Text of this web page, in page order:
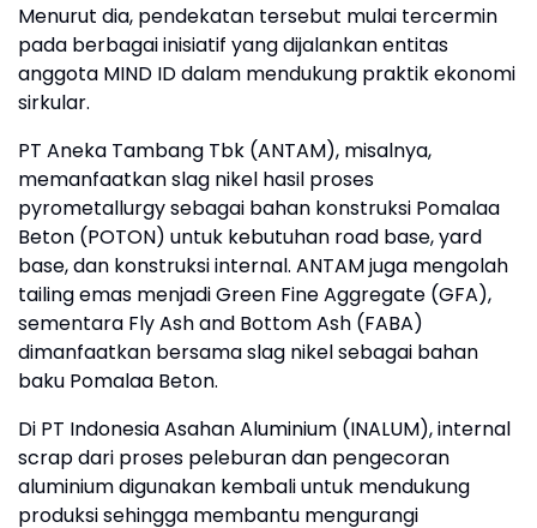
Menurut dia, pendekatan tersebut mulai tercermin
pada berbagai inisiatif yang dijalankan entitas
anggota MIND ID dalam mendukung praktik ekonomi
sirkular.
PT Aneka Tambang Tbk (ANTAM), misalnya,
memanfaatkan slag nikel hasil proses
pyrometallurgy sebagai bahan konstruksi Pomalaa
Beton (POTON) untuk kebutuhan road base, yard
base, dan konstruksi internal. ANTAM juga mengolah
tailing emas menjadi Green Fine Aggregate (GFA),
sementara Fly Ash and Bottom Ash (FABA)
dimanfaatkan bersama slag nikel sebagai bahan
baku Pomalaa Beton.
Di PT Indonesia Asahan Aluminium (INALUM), internal
scrap dari proses peleburan dan pengecoran
aluminium digunakan kembali untuk mendukung
produksi sehingga membantu mengurangi